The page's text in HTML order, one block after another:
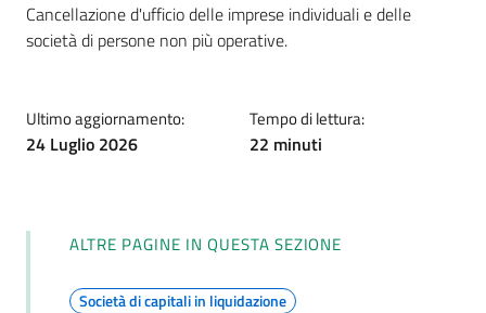
Cancellazione d'ufficio delle imprese individuali e delle
società di persone non più operative.
Ultimo aggiornamento:
24 Luglio 2026
Tempo di lettura:
22 minuti
ALTRE PAGINE IN QUESTA SEZIONE
Società di capitali in liquidazione